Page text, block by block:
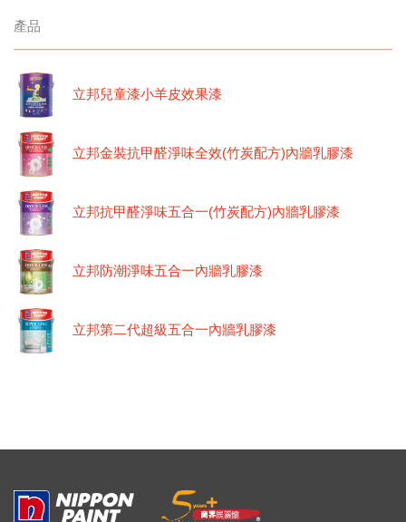
產品
立邦兒童漆小羊皮效果漆
立邦金裝抗甲醛淨味全效(竹炭配方)內牆乳膠漆
立邦抗甲醛淨味五合一(竹炭配方)內牆乳膠漆
立邦防潮淨味五合一內牆乳膠漆
立邦第二代超級五合一內牆乳膠漆